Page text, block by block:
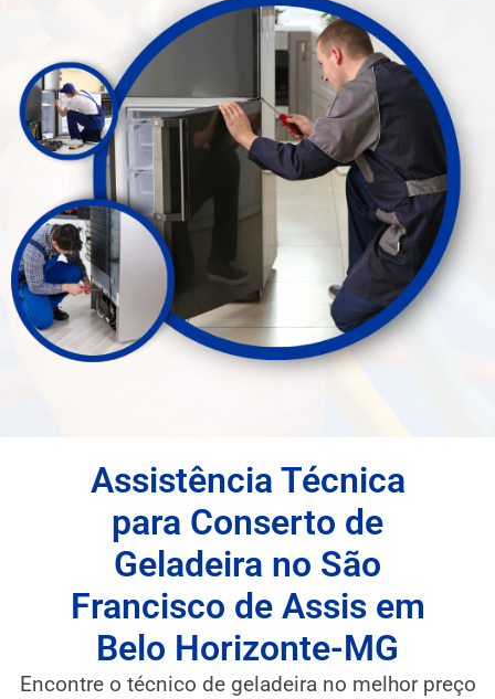
Assistência Técnica
para Conserto de
Geladeira no São
Francisco de Assis em
Belo Horizonte-MG
Encontre o técnico de geladeira no melhor preço